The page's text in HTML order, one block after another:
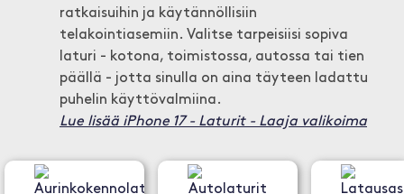
ratkaisuihin ja käytännöllisiin
telakointiasemiin. Valitse tarpeisiisi sopiva
laturi - kotona, toimistossa, autossa tai tien
päällä - jotta sinulla on aina täyteen ladattu
puhelin käyttövalmiina.
Lue lisää iPhone 17 - Laturit - Laaja valikoima